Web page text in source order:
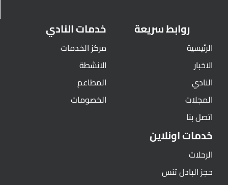
روابط سريعة
الرئيسية
الاخبار
النادي
المجلات
اتصل بنا
خدمات النادي
مركز الخدمات
الانشطة
المطاعم
الخصومات
خدمات اونلاين
الرحلات
حجز البادل تنس